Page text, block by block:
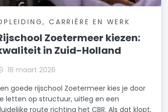
CARRIÈRE EN WERK
Zoetermeer kiezen:
in Zuid-Holland
18 maart 2026
goede rijschool Zoetermeer kies je door
letten op structuur, uitleg en een
route richting het CBR. Als dat klopt,